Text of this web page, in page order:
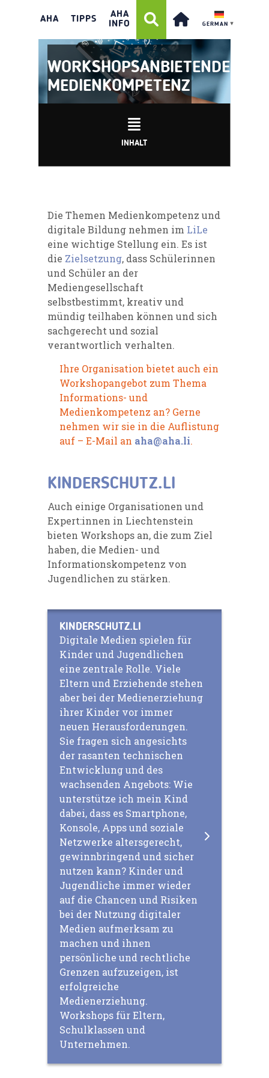
AHA TIPPS
AHA
INFO
GERMAN ▼
WORKSHOPSANBIETENDE:
MEDIENKOMPETENZ
INHALT
Die Themen Medienkompetenz und
digitale Bildung nehmen im LiLe
eine wichtige Stellung ein. Es ist
die Zielsetzung, dass Schülerinnen
und Schüler an der
Mediengesellschaft
selbstbestimmt, kreativ und
mündig teilhaben können und sich
sachgerecht und sozial
verantwortlich verhalten.
Ihre Organisation bietet auch ein
Workshopangebot zum Thema
Informations- und
Medienkompetenz an? Gerne
nehmen wir sie in die Auflistung
auf – E-Mail an aha@aha.li.
KINDERSCHUTZ.LI
Auch einige Organisationen und
Expert:innen in Liechtenstein
bieten Workshops an, die zum Ziel
haben, die Medien- und
Informationskompetenz von
Jugendlichen zu stärken.
KINDERSCHUTZ.LI
Digitale Medien spielen für
Kinder und Jugendlichen
eine zentrale Rolle. Viele
Eltern und Erziehende stehen
aber bei der Medienerziehung
ihrer Kinder vor immer
neuen Herausforderungen.
Sie fragen sich angesichts
der rasanten technischen
Entwicklung und des
wachsenden Angebots: Wie
unterstütze ich mein Kind
dabei, dass es Smartphone,
Konsole, Apps und soziale
Netzwerke altersgerecht,
gewinnbringend und sicher
nutzen kann? Kinder und
Jugendliche immer wieder
auf die Chancen und Risiken
bei der Nutzung digitaler
Medien aufmerksam zu
machen und ihnen
persönliche und rechtliche
Grenzen aufzuzeigen, ist
erfolgreiche
Medienerziehung.
Workshops für Eltern,
Schulklassen und
Unternehmen.